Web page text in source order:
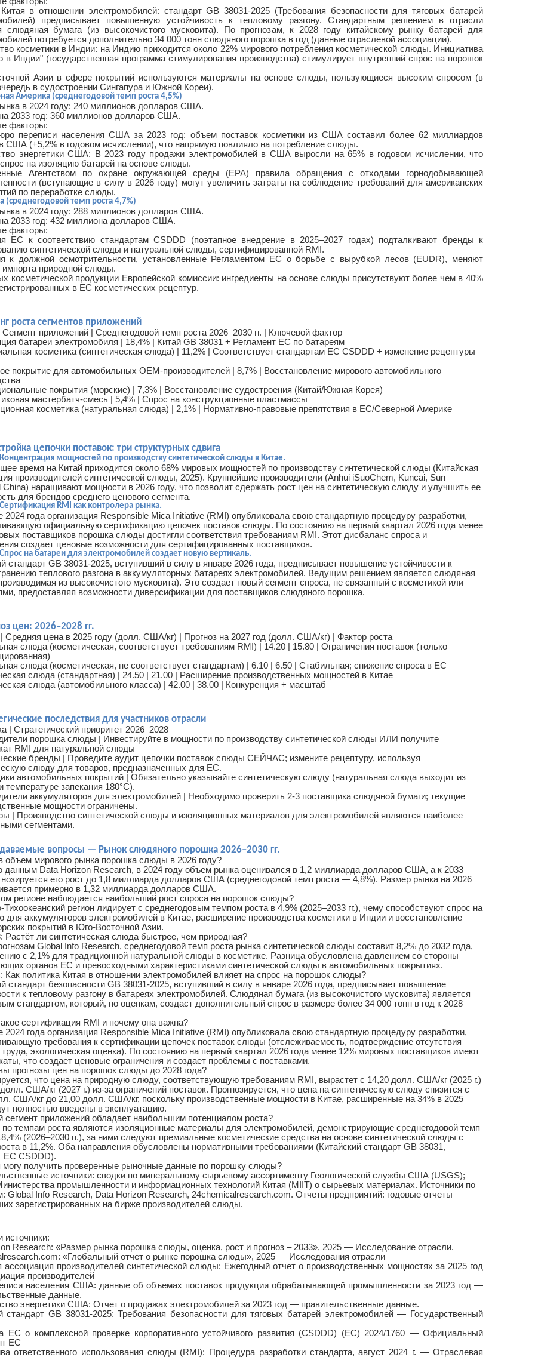
в отношении электромобилей: стандарт GB 38031-2025 (Требования безопасности для тяговых батарей
предписывает повышенную устойчивость к тепловому разгону. Стандартным решением в отрасли
слюдяная бумага (из высокочистого мусковита). По прогнозам, к 2028 году китайскому рынку батарей для
потребуется дополнительно 34 000 тонн слюдяного порошка в год (данные отраслевой ассоциации).
косметики в Индии: на Индию приходится около 22% мирового потребления косметической слюды. Инициатива
в Индии" (государственная программа стимулирования производства) стимулирует внутренний спрос на порошок
Азии в сфере покрытий используются материалы на основе слюды, пользующиеся высоким спросом (в
в судостроении Сингапура и Южной Кореи).
Америка (среднегодовой темп роста 4,5%)
в 2024 году: 240 миллионов долларов США.
2033 год: 360 миллионов долларов США.
факторы:
переписи населения США за 2023 год: объем поставок косметики из США составил более 62 миллиардов
США (+5,2% в годовом исчислении), что напрямую повлияло на потребление слюды.
энергетики США: В 2023 году продажи электромобилей в США выросли на 65% в годовом исчислении, что
на изоляцию батарей на основе слюды.
Агентством по охране окружающей среды (EPA) правила обращения с отходами горнодобывающей
(вступающие в силу в 2026 году) могут увеличить затраты на соблюдение требований для американских
по переработке слюды.
(среднегодовой темп роста 4,7%)
в 2024 году: 288 миллионов долларов США.
2033 год: 432 миллиона долларов США.
факторы:
ЕС к соответствию стандартам CSDDD (поэтапное внедрение в 2025–2027 годах) подталкивают бренды к
синтетической слюды и натуральной слюды, сертифицированной RMI.
к должной осмотрительности, установленные Регламентом ЕС о борьбе с вырубкой лесов (EUDR), меняют
импорта природной слюды.
косметической продукции Европейской комиссии: ингредиенты на основе слюды присутствуют более чем в 40%
в ЕС косметических рецептур.
роста сегментов приложений
Сегмент приложений | Среднегодовой темп роста 2026–2030 гг. | Ключевой фактор
батареи электромобиля | 18,4% | Китай GB 38031 + Регламент ЕС по батареям
косметика (синтетическая слюда) | 11,2% | Соответствует стандартам ЕС CSDDD + изменение рецептуры
покрытие для автомобильных OEM-производителей | 8,7% | Восстановление мирового автомобильного
покрытия (морские) | 7,3% | Восстановление судостроения (Китай/Южная Корея)
мастербатч-смесь | 5,4% | Спрос на конструкционные пластмассы
косметика (натуральная слюда) | 2,1% | Нормативно-правовые препятствия в ЕС/Северной Америке
цепочки поставок: три структурных сдвига
мощностей по производству синтетической слюды в Китае.
время на Китай приходится около 68% мировых мощностей по производству синтетической слюды (Китайская
производителей синтетической слюды, 2025). Крупнейшие производители (Anhui iSuoChem, Kuncai, Sun
China) наращивают мощности в 2026 году, что позволит сдержать рост цен на синтетическую слюду и улучшить ее
для брендов среднего ценового сегмента.
RMI как контролера рынка.
2024 года организация Responsible Mica Initiative (RMI) опубликовала свою стандартную процедуру разработки,
официальную сертификацию цепочек поставок слюды. По состоянию на первый квартал 2026 года менее
поставщиков порошка слюды достигли соответствия требованиям RMI. Этот дисбаланс спроса и
создает ценовые возможности для сертифицированных поставщиков.
на батареи для электромобилей создает новую вертикаль.
стандарт GB 38031-2025, вступивший в силу в январе 2026 года, предписывает повышение устойчивости к
теплового разгона в аккумуляторных батареях электромобилей. Ведущим решением является слюдяная
из высокочистого мусковита). Это создает новый сегмент спроса, не связанный с косметикой или
предоставляя возможности диверсификации для поставщиков слюдяного порошка.
цен: 2026–2028 гг.
Средняя цена в 2025 году (долл. США/кг) | Прогноз на 2027 год (долл. США/кг) | Фактор роста
слюда (косметическая, соответствует требованиям RMI) | 14.20 | 15.80 | Ограничения поставок (только
слюда (косметическая, не соответствует стандартам) | 6.10 | 6.50 | Стабильная; снижение спроса в ЕС
слюда (стандартная) | 24.50 | 21.00 | Расширение производственных мощностей в Китае
слюда (автомобильного класса) | 42.00 | 38.00 | Конкуренция + масштаб
последствия для участников отрасли
| Стратегический приоритет 2026–2028
порошка слюды | Инвестируйте в мощности по производству синтетической слюды ИЛИ получите
RMI для натуральной слюды
бренды | Проведите аудит цепочки поставок слюды СЕЙЧАС; измените рецептуру, используя
слюду для товаров, предназначенных для ЕС.
автомобильных покрытий | Обязательно указывайте синтетическую слюду (натуральная слюда выходит из
температуре запекания 180°C).
аккумуляторов для электромобилей | Необходимо проверить 2-3 поставщика слюдяной бумаги; текущие
мощности ограничены.
| Производство синтетической слюды и изоляционных материалов для электромобилей являются наиболее
сегментами.
вопросы — Рынок слюдяного порошка 2026–2030 гг.
объем мирового рынка порошка слюды в 2026 году?
данным Data Horizon Research, в 2024 году объем рынка оценивался в 1,2 миллиарда долларов США, а к 2033
его рост до 1,8 миллиарда долларов США (среднегодовой темп роста — 4,8%). Размер рынка на 2026
примерно в 1,32 миллиарда долларов США.
регионе наблюдается наибольший рост спроса на порошок слюды?
Тихоокеанский регион лидирует с среднегодовым темпом роста в 4,9% (2025–2033 гг.), чему способствуют спрос на
для аккумуляторов электромобилей в Китае, расширение производства косметики в Индии и восстановление
покрытий в Юго-Восточной Азии.
Растёт ли синтетическая слюда быстрее, чем природная?
Global Info Research, среднегодовой темп роста рынка синтетической слюды составит 8,2% до 2032 года,
с 2,1% для традиционной натуральной слюды в косметике. Разница обусловлена давлением со стороны
органов ЕС и превосходными характеристиками синтетической слюды в автомобильных покрытиях.
Как политика Китая в отношении электромобилей влияет на спрос на порошок слюды?
стандарт безопасности GB 38031-2025, вступивший в силу в январе 2026 года, предписывает повышение
к тепловому разгону в батареях электромобилей. Слюдяная бумага (из высокочистого мусковита) является
стандартом, который, по оценкам, создаст дополнительный спрос в размере более 34 000 тонн в год к 2028
сертификация RMI и почему она важна?
2024 года организация Responsible Mica Initiative (RMI) опубликовала свою стандартную процедуру разработки,
требования к сертификации цепочек поставок слюды (отслеживаемость, подтверждение отсутствия
труда, экологическая оценка). По состоянию на первый квартал 2026 года менее 12% мировых поставщиков имеют
что создает ценовые ограничения и создает проблемы с поставками.
прогнозы цен на порошок слюды до 2028 года?
что цена на природную слюду, соответствующую требованиям RMI, вырастет с 14,20 долл. США/кг (2025 г.)
США/кг (2027 г.) из-за ограничений поставок. Прогнозируется, что цена на синтетическую слюду снизится с
США/кг до 21,00 долл. США/кг, поскольку производственные мощности в Китае, расширенные на 34% в 2025
полностью введены в эксплуатацию.
сегмент приложений обладает наибольшим потенциалом роста?
темпам роста являются изоляционные материалы для электромобилей, демонстрирующие среднегодовой темп
(2026–2030 гг.), за ними следуют премиальные косметические средства на основе синтетической слюды с
в 11,2%. Оба направления обусловлены нормативными требованиями (Китайский стандарт GB 38031,
ЕС CSDDD).
могу получить проверенные рыночные данные по порошку слюды?
источники: сводки по минеральному сырьевому ассортименту Геологической службы США (USGS);
промышленности и информационных технологий Китая (MIIT) о сырьевых материалах. Источники по
Global Info Research, Data Horizon Research, 24chemicalresearch.com. Отчеты предприятий: годовые отчеты
зарегистрированных на бирже производителей слюды.
источники:
Research: «Размер рынка порошка слюды, оценка, рост и прогноз – 2033», 2025 — Исследование отрасли.
«Глобальный отчет о рынке порошка слюды», 2025 — Исследования отрасли
ассоциация производителей синтетической слюды: Ежегодный отчет о производственных мощностях за 2025 год
производителей
населения США: данные об объемах поставок продукции обрабатывающей промышленности за 2023 год —
данные.
энергетики США: Отчет о продажах электромобилей за 2023 год — правительственные данные.
стандарт GB 38031-2025: Требования безопасности для тяговых батарей электромобилей — Государственный
ЕС о комплексной проверке корпоративного устойчивого развития (CSDDD) (ЕС) 2024/1760 — Официальный
ЕС
ответственного использования слюды (RMI): Процедура разработки стандарта, август 2024 г. — Отраслевая